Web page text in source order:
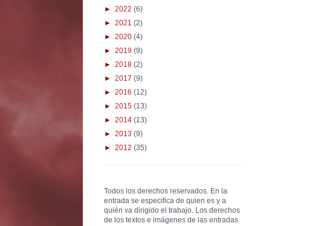
► 2022 (6)
► 2021 (2)
► 2020 (4)
► 2019 (9)
► 2018 (2)
► 2017 (9)
► 2016 (12)
► 2015 (13)
► 2014 (13)
► 2013 (9)
► 2012 (35)
Todos los derechos reservados. En la
entrada se especifica de quien es y a
quién va dirigido el trabajo. Los derechos
de los textos e imágenes de las entradas